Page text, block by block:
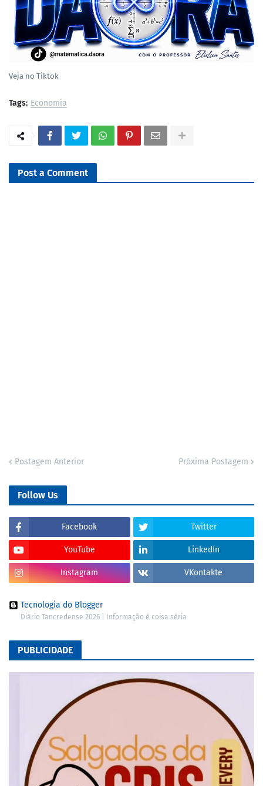
Veja no Tiktok
Tags: Economia
Post a Comment
Postagem Anterior Próxima Postagem
Follow Us
Facebook Twitter
YouTube LinkedIn
Instagram VKontakte
Tecnologia do Blogger
Diário Tancredense 2026 | Informação é coisa séria
PUBLICIDADE